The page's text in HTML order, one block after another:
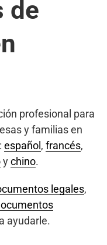
de
profesional para
y familias en
español , francés,
ychino.
legales,
ayudarle.